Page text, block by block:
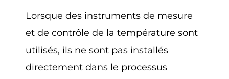
Lorsque des instruments de mesure
et de contrôle de la température sont
utilisés, ils ne sont pas installés
directement dans le processus